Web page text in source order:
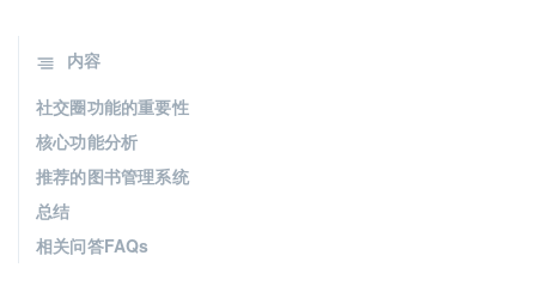
内容
社交圈功能的重要性
核心功能分析
推荐的图书管理系统
总结
相关问答FAQs